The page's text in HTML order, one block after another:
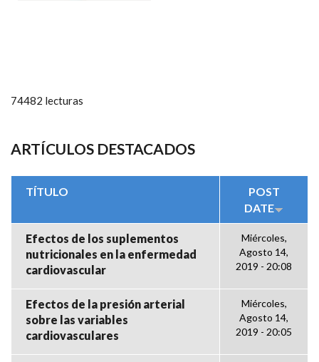
74482 lecturas
ARTÍCULOS DESTACADOS
TÍTULO
POST
DATE
Efectos de los suplementos
nutricionales en la enfermedad
cardiovascular
Miércoles,
Agosto 14,
2019 - 20:08
Efectos de la presión arterial
sobre las variables
cardiovasculares
Miércoles,
Agosto 14,
2019 - 20:05